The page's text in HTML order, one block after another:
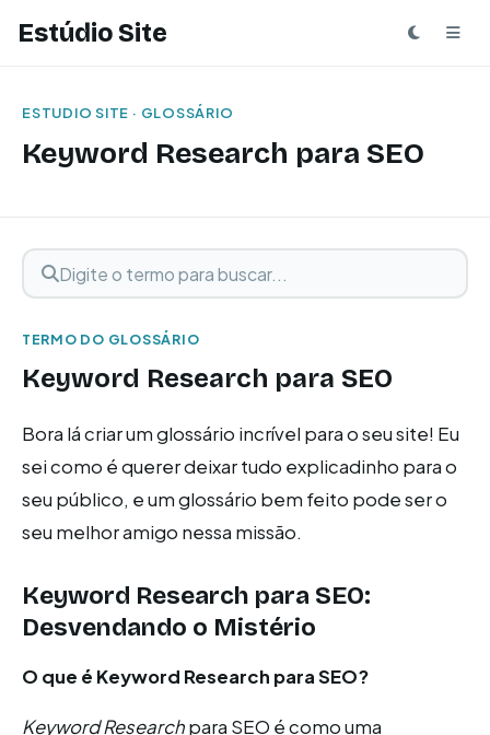
Estúdio Site
ESTUDIO SITE · GLOSSÁRIO
Keyword Research para SEO
Buscar termo
Digite o termo para buscar
TERMO DO GLOSSÁRIO
Keyword Research para SEO
Bora lá criar um glossário incrível para o seu site! Eu
sei como é querer deixar tudo explicadinho para o
seu público, e um glossário bem feito pode ser o
seu melhor amigo nessa missão.
Keyword Research para SEO:
Desvendando o Mistério
O que é Keyword Research para SEO?
Keyword Researchpara SEO é como uma